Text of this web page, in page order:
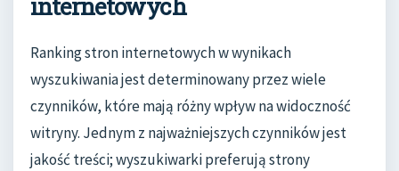
Ranking stron internetowych w wynikach
wyszukiwania jest determinowany przez wiele
czynników, które mają różny wpływ na widoczność
witryny. Jednym z najważniejszych czynników jest
jakość treści; wyszukiwarki preferują strony